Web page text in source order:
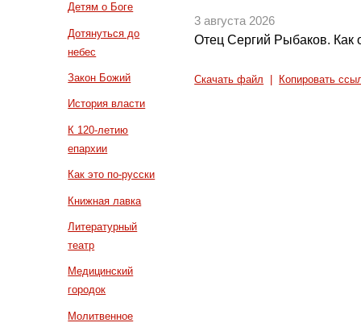
Детям о Боге
Дотянуться до
небес
Закон Божий
История власти
К 120-летию
епархии
Как это по-русски
Книжная лавка
Литературный
театр
Медицинский
городок
Молитвенное
3 августа 2026
Отец Сергий Рыбаков. Как
Скачать файл Копировать